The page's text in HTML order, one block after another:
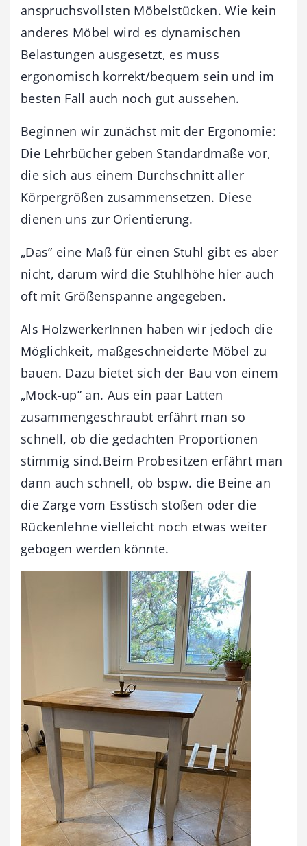
anspruchsvollsten Möbelstücken. Wie kein
anderes Möbel wird es dynamischen
Belastungen ausgesetzt, es muss
ergonomisch korrekt/bequem sein und im
besten Fall auch noch gut aussehen.
Beginnen wir zunächst mit der Ergonomie:
Die Lehrbücher geben Standardmaße vor,
die sich aus einem Durchschnitt aller
Körpergrößen zusammensetzen. Diese
dienen uns zur Orientierung.
„Das” eine Maß für einen Stuhl gibt es aber
nicht, darum wird die Stuhlhöhe hier auch
oft mit Größenspanne angegeben.
Als HolzwerkerInnen haben wir jedoch die
Möglichkeit, maßgeschneiderte Möbel zu
bauen. Dazu bietet sich der Bau von einem
„Mock-up” an. Aus ein paar Latten
zusammengeschraubt erfährt man so
schnell, ob die gedachten Proportionen
stimmig sind.Beim Probesitzen erfährt man
dann auch schnell, ob bspw. die Beine an
die Zarge vom Esstisch stoßen oder die
Rückenlehne vielleicht noch etwas weiter
gebogen werden könnte.